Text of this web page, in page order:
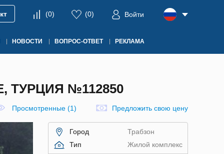
(0) (0) Войти
НОВОСТИ ВОПРОС-ОТВЕТ РЕКЛАМА
ТУРЦИЯ №112850
Просмотренные (1) Предложить свою цену
Город
Трабзон
Тип
Жилой комплекс